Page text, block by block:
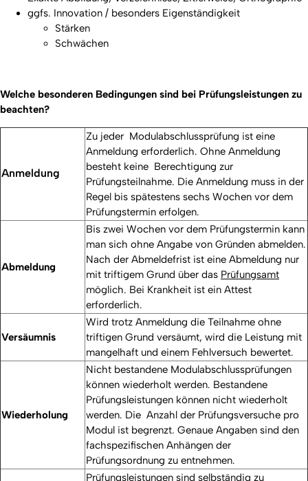
ggfs. Innovation / besonders Eigenständigkeit
Stärken
Schwächen
Welche besonderen Bedingungen sind bei Prüfungsleistungen zu
beachten?
Anmeldung
Zu jeder Modulabschlussprüfung ist eine
Anmeldung erforderlich. Ohne Anmeldung
besteht keine Berechtigung zur
Prüfungsteilnahme. Die Anmeldung muss in der
Regel bis spätestens sechs Wochen vor dem
Prüfungstermin erfolgen.
Abmeldung
Bis zwei Wochen vor dem Prüfungstermin kann
man sich ohne Angabe von Gründen abmelden.
Nach der Abmeldefrist ist eine Abmeldung nur
mit triftigem Grund über das Prüfungsamt
möglich. Bei Krankheit ist ein Attest
erforderlich.
Versäumnis
Wird trotz Anmeldung die Teilnahme ohne
triftigen Grund versäumt, wird die Leistung mit
mangelhaft und einem Fehlversuch bewertet.
Wiederholung
Nicht bestandene Modulabschlussprüfungen
können wiederholt werden. Bestandene
Prüfungsleistungen können nicht wiederholt
werden. Die Anzahl der Prüfungsversuche pro
Modul ist begrenzt. Genaue Angaben sind den
fachspezifischen Anhängen der
Prüfungsordnung zu entnehmen.
Prüfungsleistungen sind selbständig zu